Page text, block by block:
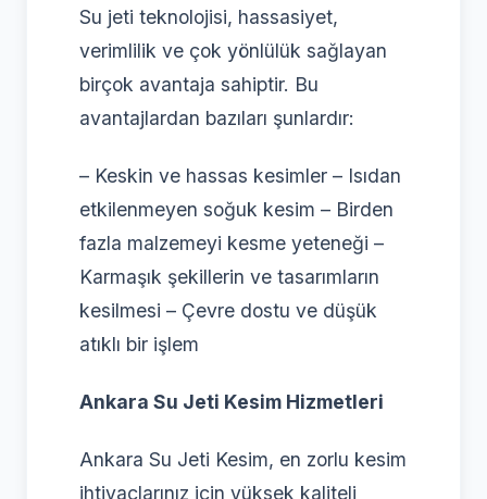
Su jeti teknolojisi, hassasiyet,
verimlilik ve çok yönlülük sağlayan
birçok avantaja sahiptir. Bu
avantajlardan bazıları şunlardır:
– Keskin ve hassas kesimler – Isıdan
etkilenmeyen soğuk kesim – Birden
fazla malzemeyi kesme yeteneği –
Karmaşık şekillerin ve tasarımların
kesilmesi – Çevre dostu ve düşük
atıklı bir işlem
Ankara Su Jeti Kesim Hizmetleri
Ankara Su Jeti Kesim, en zorlu kesim
ihtiyaçlarınız için yüksek kaliteli